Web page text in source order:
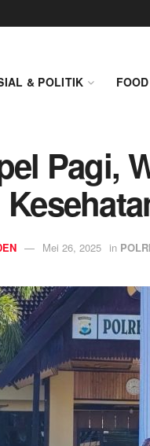
& POLITIK
Pagi,
Mei 26, 2025 in POLRI